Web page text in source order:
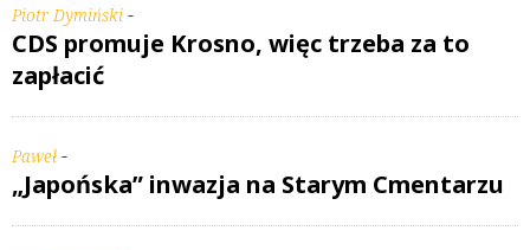
Piotr Dymiński -
CDS promuje Krosno, więc trzeba za to
zapłacić
Paweł -
„Japońska” inwazja na Starym Cmentarzu